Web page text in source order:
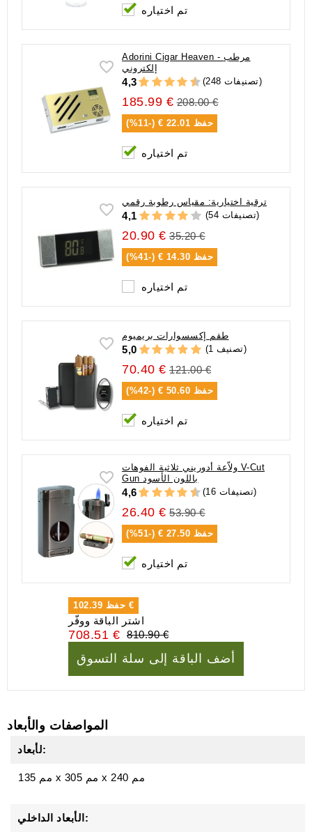
تم اختياره
Adorini Cigar Heaven - مرطب
إلكتروني
4,3 (248 تصنيفات)
185.99 € 208.00 €
حفظ 22.01 € (-11%)
تم اختياره
ترقية اختيارية: مقياس رطوبة رقمي
4,1 (54 تصنيفات)
20.90 € 35.20 €
حفظ 14.30 € (-41%)
تم اختياره
طقم إكسسوارات بريميوم
5,0 (1 تصنيف)
70.40 € 121.00 €
حفظ 50.60 € (-42%)
تم اختياره
ولاّعة أدوريني ثلاثية الفوهات V-Cut
Gun باللون الأسود
4,6 (16 تصنيفات)
26.40 € 53.90 €
حفظ 27.50 € (-51%)
تم اختياره
حفظ 102.39 €
اشتر الباقة ووفّر
708.51 € 810.90 €
أضف الباقة إلى سلة التسوق
المواصفات والأبعاد
لأبعاد:
135 مم x 305 مم x 240 مم
الأبعاد الداخلي: